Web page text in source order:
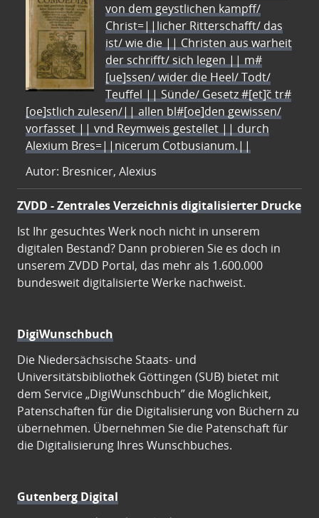
von dem geystlichen kampff/
Christ=||licher Ritterschafft/ das
ist/ wie die || Christen aus warheit
der schrifft/ sich legen || m#
[ue]ssen/ wider die Heel/ Todt/
Teuffel || Sünde/ Gesetz #[et]c̃ tr#
[oe]stlich zulesen/|| allen bl#[oe]den gewissen/
vorfasset || vnd Reymweis gestellet || durch
Alexium Bres=||nicerum Cotbusianum.||
Autor: Bresnicer, Alexius
ZVDD - Zentrales Verzeichnis digitalisierter Drucke
Ist Ihr gesuchtes Werk noch nicht in unserem
digitalen Bestand? Dann probieren Sie es doch in
unserem ZVDD Portal, das mehr als 1.600.000
bundesweit digitalisierte Werke nachweist.
DigiWunschbuch
Die Niedersächsische Staats- und
Universitätsbibliothek Göttingen (SUB) bietet mit
dem Service „DigiWunschbuch” die Möglichkeit,
Patenschaften für die Digitalisierung von Büchern zu
übernehmen. Übernehmen Sie die Patenschaft für
die Digitalisierung Ihres Wunschbuches.
Gutenberg Digital